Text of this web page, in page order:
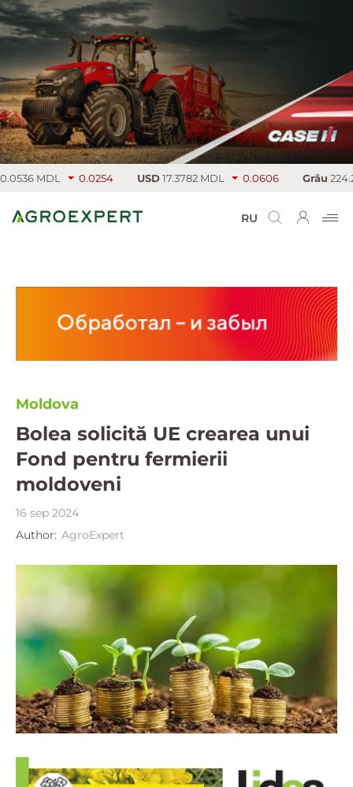
MDL 0.0254 USD17.3782 MDL 0.0606 Grâu224.25
RU
Moldova
Bolea solicită UE crearea unui
Fond pentru fermierii
moldoveni
16 sep 2024
Author: AgroExpert